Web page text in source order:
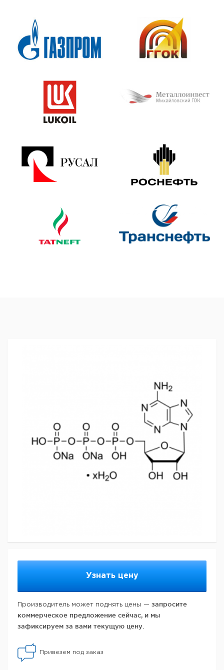
Узнать цену
Производитель может поднять цены — запросите
коммерческое предложение сейчас, и мы
зафиксируем за вами текущую цену.
Привезем под заказ